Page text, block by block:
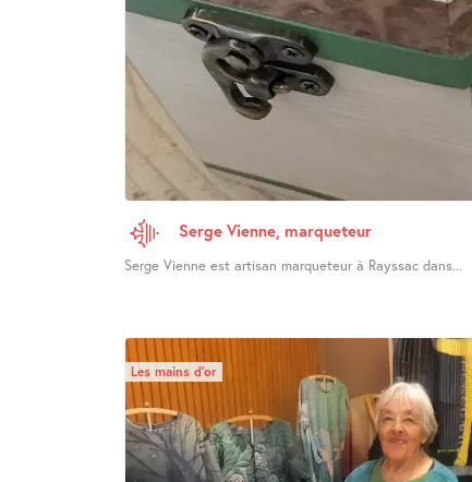
Serge Vienne, marqueteur
Serge Vienne est artisan marqueteur à Rayssac dans...
Les mains d’or